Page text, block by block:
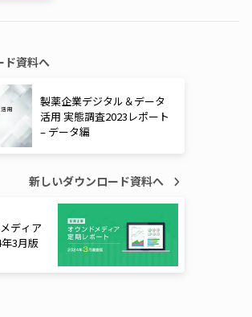
ド資料へ
製薬企業デジタル＆データ
活用 実態調査2023レポート
– データ編
新しいダウンロード資料へ
ディア
3月版